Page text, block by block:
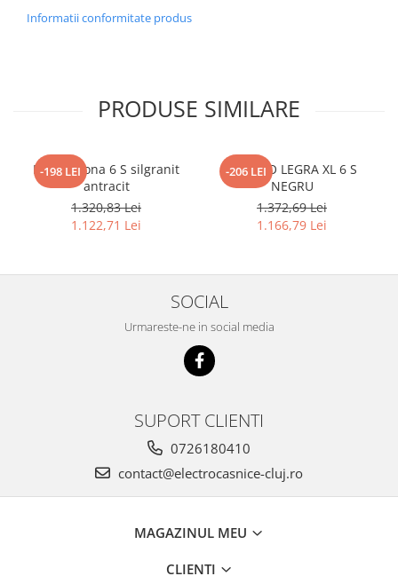
Informatii conformitate produs
PRODUSE SIMILARE
-198 LEI
Blanco Sona 6 S silgranit
antracit
1.320,83 Lei
1.122,71 Lei
-206 LEI
BLANCO LEGRA XL 6 S
NEGRU
1.372,69 Lei
1.166,79 Lei
SOCIAL
Urmareste-ne in social media
SUPORT CLIENTI
0726180410
contact@electrocasnice-cluj.ro
MAGAZINUL MEU
CLIENTI